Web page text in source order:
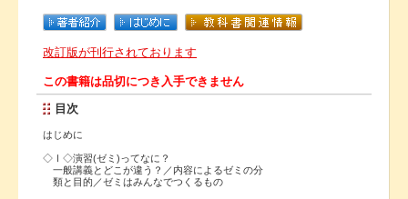
改訂版が刊行されております
この書籍は品切につき入手できません
目次
はじめに
◇Ⅰ◇演習(ゼミ)ってなに？
一般講義とどこが違う？／内容によるゼミの分
類と目的／ゼミはみんなでつくるもの